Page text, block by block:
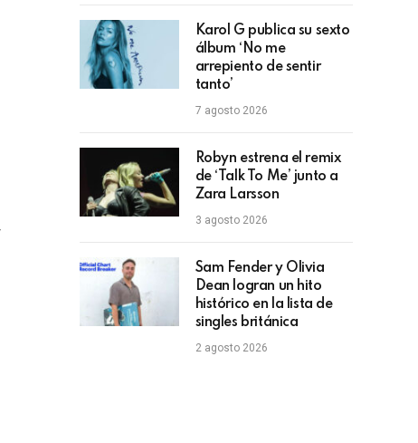
Karol G publica su sexto
álbum ‘No me
arrepiento de sentir
tanto’
7 agosto 2026
Robyn estrena el remix
de ‘Talk To Me’ junto a
Zara Larsson
3 agosto 2026
Sam Fender y Olivia
Dean logran un hito
histórico en la lista de
singles británica
2 agosto 2026